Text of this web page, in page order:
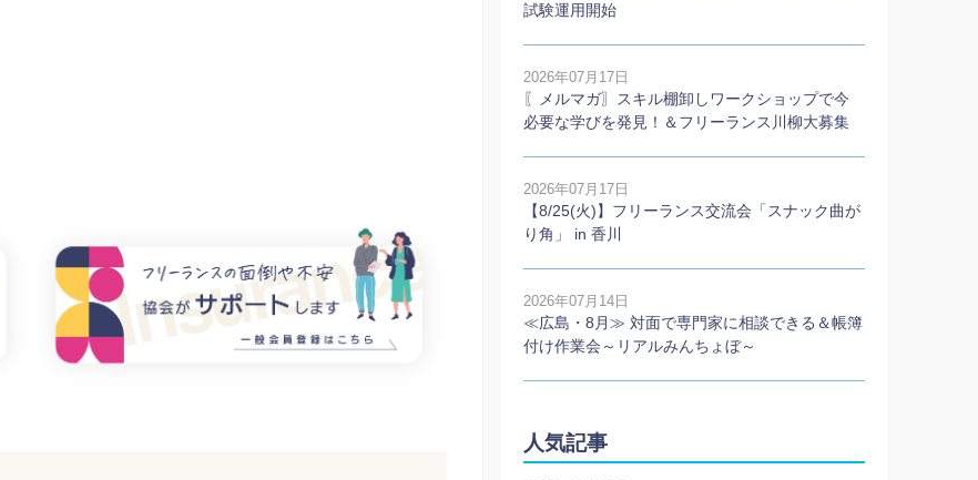
試験運用開始
2026年07月17日
〖メルマガ〗スキル棚卸しワークショップで今
必要な学びを発見！＆フリーランス川柳大募集
2026年07月17日
【8/25(火)】フリーランス交流会「スナック曲が
り角」 in 香川
2026年07月14日
≪広島・8月≫ 対面で専門家に相談できる＆帳簿
付け作業会～リアルみんちょぼ～
人気記事